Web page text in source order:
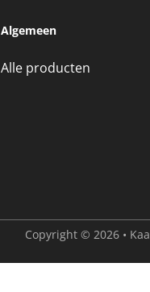
Algemeen
Alle producten
Copyright © 2026 •